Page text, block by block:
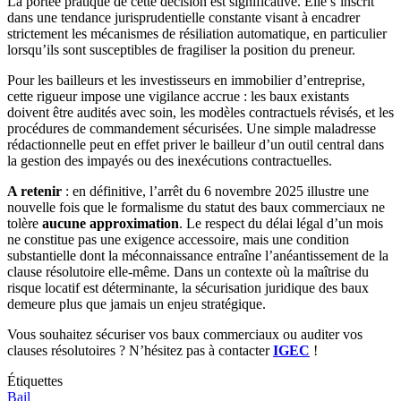
dans une tendance jurisprudentielle constante visant à encadrer
strictement les mécanismes de résiliation automatique, en particulier
lorsqu’ils sont susceptibles de fragiliser la position du preneur.
Pour les bailleurs et les investisseurs en immobilier d’entreprise,
cette rigueur impose une vigilance accrue : les baux existants
doivent être audités avec soin, les modèles contractuels révisés, et les
procédures de commandement sécurisées. Une simple maladresse
rédactionnelle peut en effet priver le bailleur d’un outil central dans
la gestion des impayés ou des inexécutions contractuelles.
A retenir : en définitive, l’arrêt du 6 novembre 2025 illustre une
nouvelle fois que le formalisme du statut des baux commerciaux ne
tolère aucune approximation. Le respect du délai légal d’un mois
ne constitue pas une exigence accessoire, mais une condition
substantielle dont la méconnaissance entraîne l’anéantissement de la
clause résolutoire elle-même. Dans un contexte où la maîtrise du
risque locatif est déterminante, la sécurisation juridique des baux
demeure plus que jamais un enjeu stratégique.
Vous souhaitez sécuriser vos baux commerciaux ou auditer vos
clauses résolutoires ? N’hésitez pas à contacterIGEC !
Étiquettes
Bail